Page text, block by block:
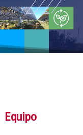
Equipo